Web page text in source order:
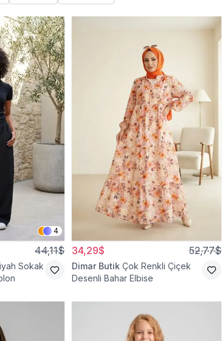
4
44,11$
Sokak
34,29$ 52,77$
Dimar Butik Çok Renkli Çiçek
Desenli Bahar Elbise